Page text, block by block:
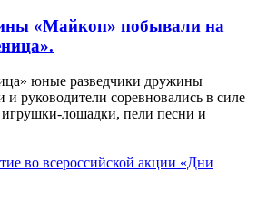
«Майкоп» побывали на
юные разведчики дружины
руководители соревновались в силе
пели песни и